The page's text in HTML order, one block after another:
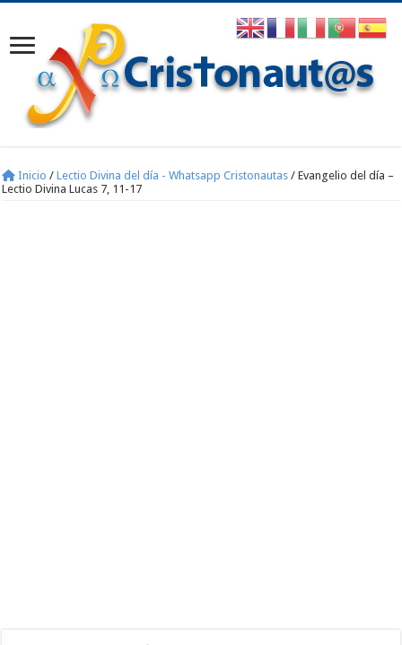
Inicio / Lectio Divina del día - Whatsapp Cristonautas / Evangelio del día –
Lectio Divina Lucas 7, 11-17